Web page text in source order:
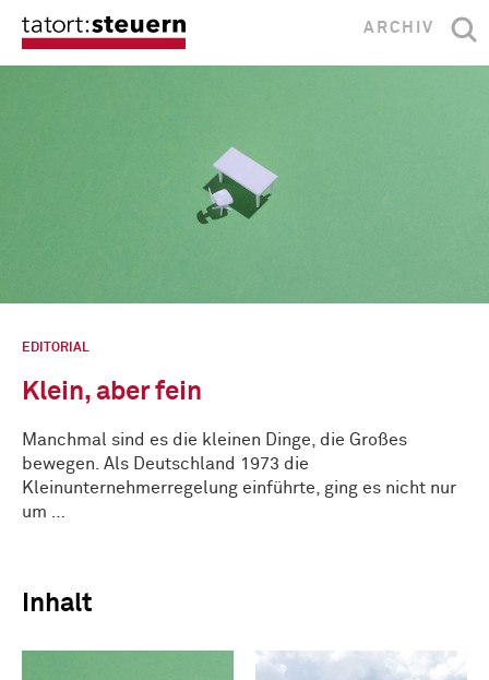
ARCHIV
EDITORIAL
Klein, aber fein
Manchmal sind es die kleinen Dinge, die Großes
bewegen. Als Deutschland 1973 die
Kleinunternehmerregelung einführte, ging es nicht nur
um …
Inhalt